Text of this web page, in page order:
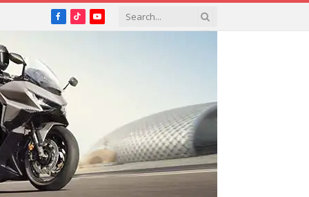
Facebook
TikTokYouTube